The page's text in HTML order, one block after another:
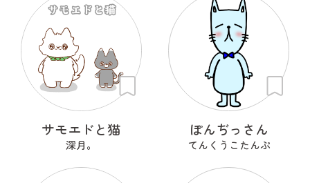
サモエドと猫
深月。
ぽんぢっさん
てんくうこたんぷ